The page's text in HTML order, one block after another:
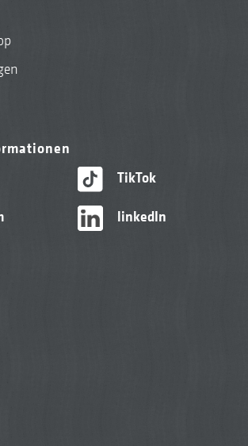
linksseitig aktiviert.
TikTok
linkedIn